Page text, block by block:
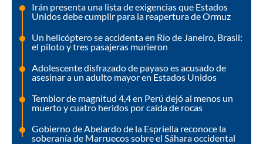
Irán presenta una lista de exigencias que Estados
Unidos debe cumplir para la reapertura de Ormuz
Un helicóptero se accidenta en Río de Janeiro, Brasil:
el piloto y tres pasajeras murieron
Adolescente disfrazado de payaso es acusado de
asesinar a un adulto mayor en Estados Unidos
Temblor de magnitud 4,4 en Perú dejó al menos un
muerto y cuatro heridos por caída de rocas
Gobierno de Abelardo de la Espriella reconoce la
soberanía de Marruecos sobre el Sáhara occidental